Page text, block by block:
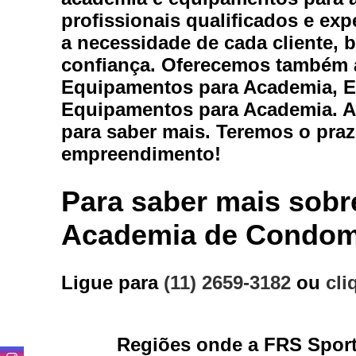
profissionais qualificados e
a necessidade de cada cliente,
confiança. Oferecemos
Equipamentos para Academia,
Equipamentos para Academia.
para saber mais. Teremos o
empreendimento!
Para saber mais
Academia de
Ligue para (11) 2659-3182 ou
Regiões onde a FRS